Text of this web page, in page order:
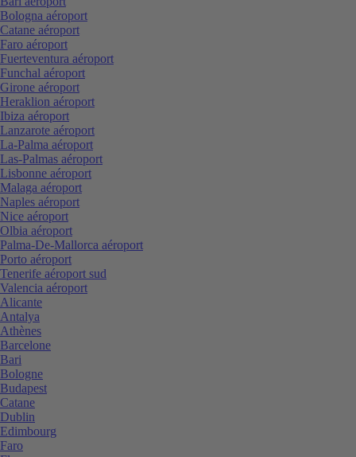
Bologna aéroport
Catane aéroport
Faro aéroport
Fuerteventura aéroport
Funchal aéroport
Girone aéroport
Heraklion aéroport
Ibiza aéroport
Lanzarote aéroport
La-Palma aéroport
Las-Palmas aéroport
Lisbonne aéroport
Malaga aéroport
Naples aéroport
Nice aéroport
Olbia aéroport
Palma-De-Mallorca aéroport
Porto aéroport
Tenerife aéroport sud
Valencia aéroport
Alicante
Antalya
Athènes
Barcelone
Bari
Bologne
Budapest
Catane
Dublin
Edimbourg
Faro